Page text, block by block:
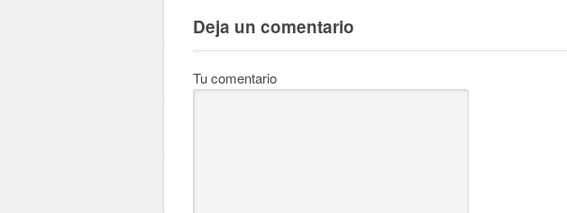
Deja un comentario
Tu comentario